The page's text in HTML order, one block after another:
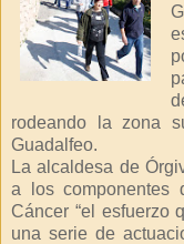
rodeando la zona
Guadalfeo.
La alcaldesa de
a los componentes
Cáncer “el esfuerzo
una serie de